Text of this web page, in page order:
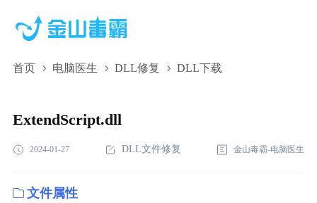
首页 电脑医生 DLL修复 DLL下载
ExtendScript.dll,ExtendScript.dll下载,ExtendScript.dll修复
ExtendScript.dll
2024-01-27 DLL文件修复 金山毒霸-电脑医生
文件属性